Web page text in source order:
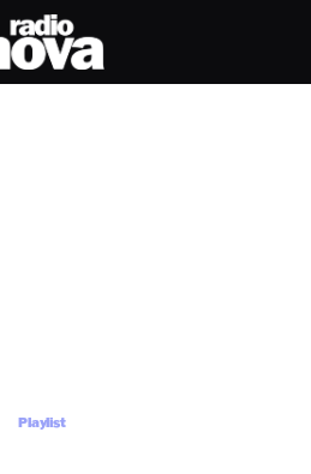
Playlist